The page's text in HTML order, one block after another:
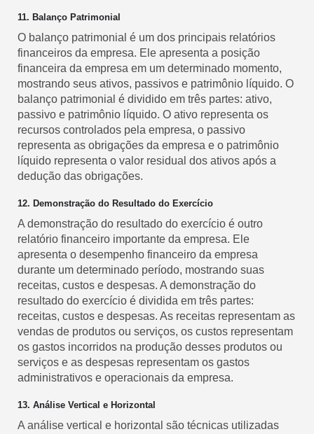
11. Balanço Patrimonial
O balanço patrimonial é um dos principais relatórios
financeiros da empresa. Ele apresenta a posição
financeira da empresa em um determinado momento,
mostrando seus ativos, passivos e patrimônio líquido. O
balanço patrimonial é dividido em três partes: ativo,
passivo e patrimônio líquido. O ativo representa os
recursos controlados pela empresa, o passivo
representa as obrigações da empresa e o patrimônio
líquido representa o valor residual dos ativos após a
dedução das obrigações.
12. Demonstração do Resultado do Exercício
A demonstração do resultado do exercício é outro
relatório financeiro importante da empresa. Ele
apresenta o desempenho financeiro da empresa
durante um determinado período, mostrando suas
receitas, custos e despesas. A demonstração do
resultado do exercício é dividida em três partes:
receitas, custos e despesas. As receitas representam as
vendas de produtos ou serviços, os custos representam
os gastos incorridos na produção desses produtos ou
serviços e as despesas representam os gastos
administrativos e operacionais da empresa.
13. Análise Vertical e Horizontal
A análise vertical e horizontal são técnicas utilizadas